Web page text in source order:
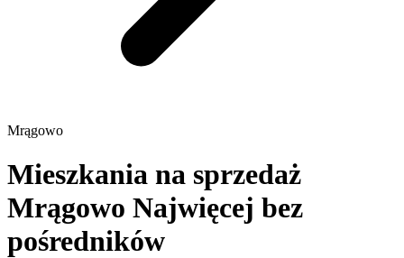
Mrągowo
Mieszkania na sprzedaż
Mrągowo Najwięcej bez
pośredników